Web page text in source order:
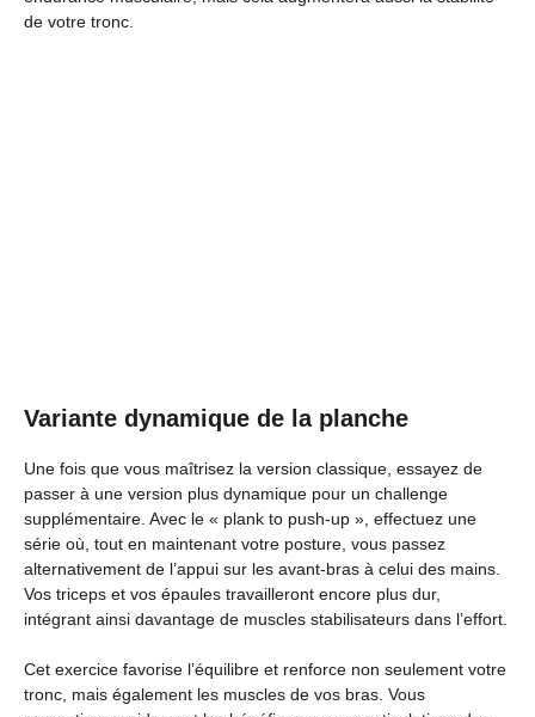
de votre tronc.
Variante dynamique de la planche
Une fois que vous maîtrisez la version classique, essayez de
passer à une version plus dynamique pour un challenge
supplémentaire. Avec le « plank to push-up », effectuez une
série où, tout en maintenant votre posture, vous passez
alternativement de l’appui sur les avant-bras à celui des mains.
Vos triceps et vos épaules travailleront encore plus dur,
intégrant ainsi davantage de muscles stabilisateurs dans l’effort.
Cet exercice favorise l’équilibre et renforce non seulement votre
tronc, mais également les muscles de vos bras. Vous